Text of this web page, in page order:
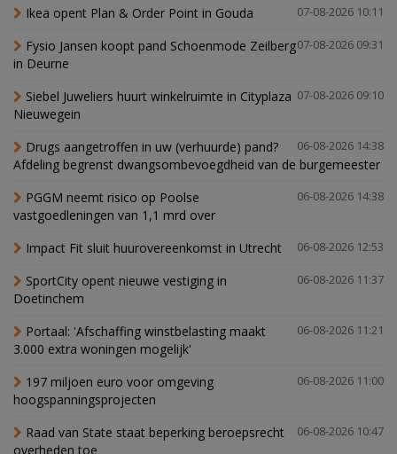
07-08-2026 10:11
Ikea opent Plan & Order Point in Gouda
07-08-2026 09:31
Fysio Jansen koopt pand Schoenmode Zeilberg
in Deurne
07-08-2026 09:10
Siebel Juweliers huurt winkelruimte in Cityplaza
Nieuwegein
06-08-2026 14:38
Drugs aangetroffen in uw (verhuurde) pand?
Afdeling begrenst dwangsombevoegdheid van de burgemeester
06-08-2026 14:38
PGGM neemt risico op Poolse
vastgoedleningen van 1,1 mrd over
06-08-2026 12:53
Impact Fit sluit huurovereenkomst in Utrecht
06-08-2026 11:37
SportCity opent nieuwe vestiging in
Doetinchem
06-08-2026 11:21
Portaal: 'Afschaffing winstbelasting maakt
3.000 extra woningen mogelijk'
06-08-2026 11:00
197 miljoen euro voor omgeving
hoogspanningsprojecten
06-08-2026 10:47
Raad van State staat beperking beroepsrecht
overheden toe